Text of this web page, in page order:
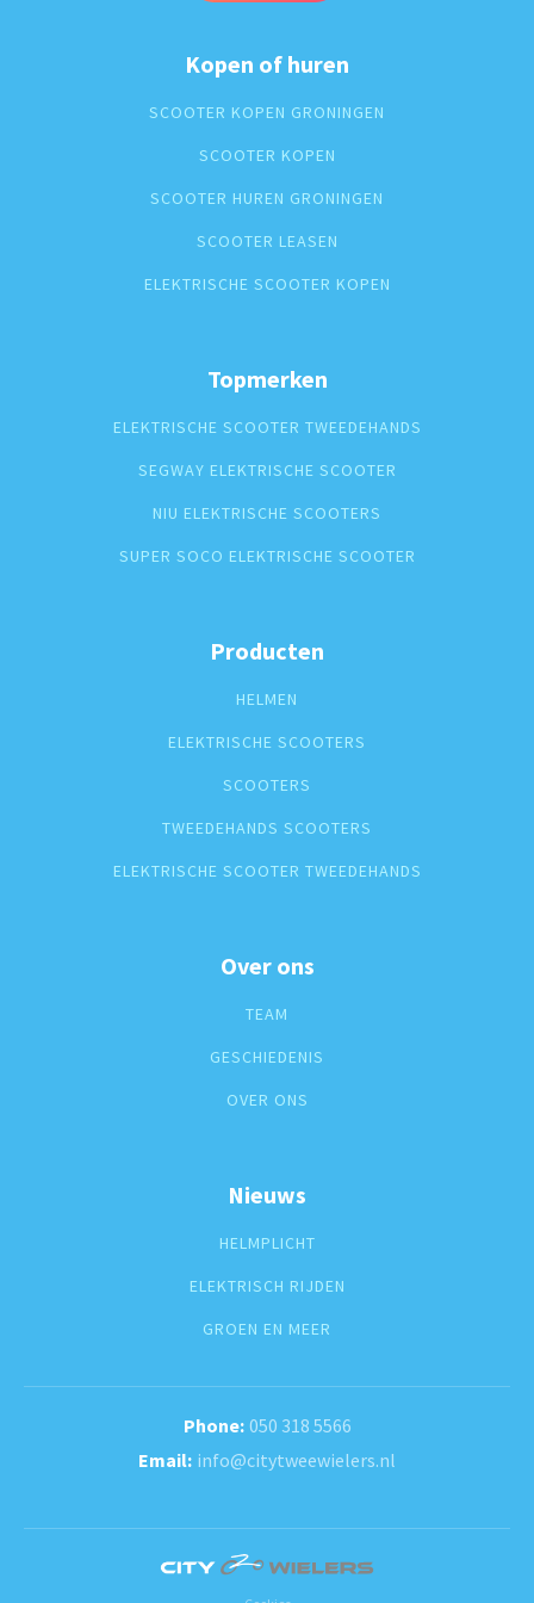
Kopen of huren
SCOOTER KOPEN GRONINGEN
SCOOTER KOPEN
SCOOTER HUREN GRONINGEN
SCOOTER LEASEN
ELEKTRISCHE SCOOTER KOPEN
Topmerken
ELEKTRISCHE SCOOTER TWEEDEHANDS
SEGWAY ELEKTRISCHE SCOOTER
NIU ELEKTRISCHE SCOOTERS
SUPER SOCO ELEKTRISCHE SCOOTER
Producten
HELMEN
ELEKTRISCHE SCOOTERS
SCOOTERS
TWEEDEHANDS SCOOTERS
ELEKTRISCHE SCOOTER TWEEDEHANDS
Over ons
TEAM
GESCHIEDENIS
OVER ONS
Nieuws
HELMPLICHT
ELEKTRISCH RIJDEN
GROEN EN MEER
050 318 5566
info@citytweewielers.nl